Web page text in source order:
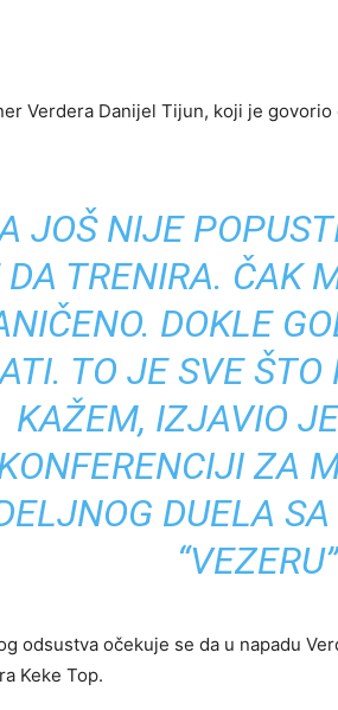
Verdera Danijel Tijun, koji je
JOŠ NIJE
TRENIRA. ČAK
DOKLE
TO JE SVE
KAŽEM, IZJAVIO
ZA
DUELA
odsustva očekuje se da u napadu
Keke Top.